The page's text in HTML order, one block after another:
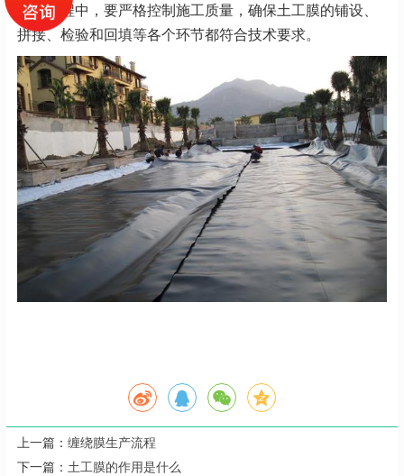
施工过程中，要严格控制施工质量，确保土工膜的铺设、
拼接、检验和回填等各个环节都符合技术要求。
上一篇： 缠绕膜生产流程
下一篇： 土工膜的作用是什么